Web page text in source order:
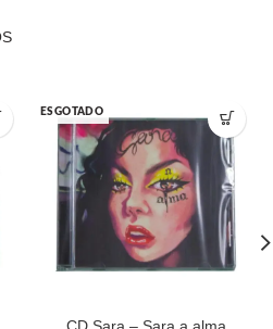
ESGOTADO
CD Sara – Sara a alma